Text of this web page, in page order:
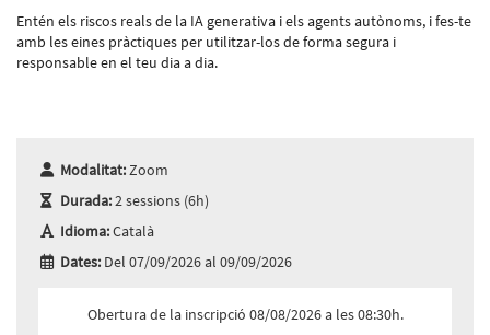
Entén els riscos reals de la IA generativa i els agents autònoms, i fes-te
amb les eines pràctiques per utilitzar-los de forma segura i
responsable en el teu dia a dia.
Modalitat:Zoom
Durada:2 sessions (6h)
Idioma:Català
Dates: Del 07/09/2026 al 09/09/2026
Obertura de la inscripció 08/08/2026 a les 08:30h.